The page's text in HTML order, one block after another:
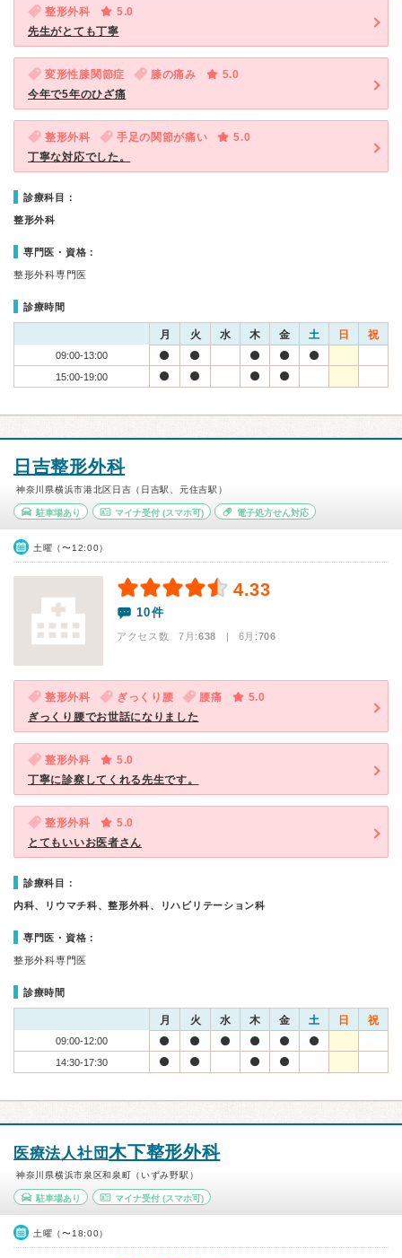
整形外科
5.0
先生がとても丁寧
変形性膝関節症 膝の痛み
5.0
今年で5年のひざ痛
整形外科 手足の関節が痛い
5.0
丁寧な対応でした。
診療科目：
整形外科
専門医・資格：
整形外科専門医
診療時間
月 火 水 木 金 土 日 祝
09:00-13:00
15:00-19:00
日吉整形外科
神奈川県横浜市港北区日吉（日吉駅、元住吉駅）
駐車場あり マイナ受付(スマホ可) 電子処方せん対応
土曜（〜12:00）
4.33
10件
アクセス数 7月:638 | 6月:706
整形外科 ぎっくり腰 腰痛
5.0
ぎっくり腰でお世話になりました
整形外科
5.0
丁寧に診察してくれる先生です。
整形外科
5.0
とてもいいお医者さん
診療科目：
内科、リウマチ科、整形外科、リハビリテーション科
専門医・資格：
整形外科専門医
診療時間
月 火 水 木 金 土 日 祝
09:00-12:00
14:30-17:30
医療法人社団木下整形外科
神奈川県横浜市泉区和泉町（いずみ野駅）
駐車場あり マイナ受付(スマホ可)
土曜（〜18:00）